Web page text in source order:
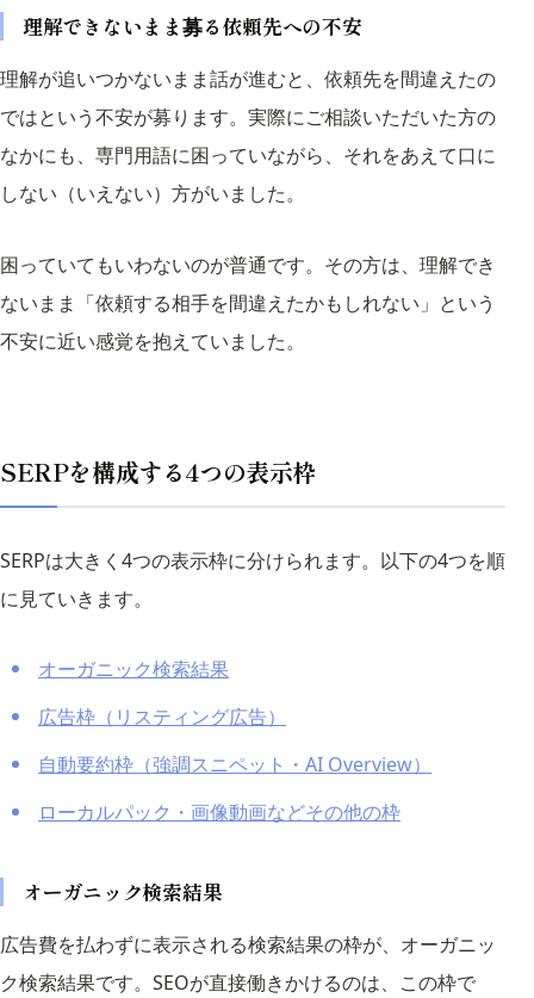
理解できないまま募る依頼先への不安
理解が追いつかないまま話が進むと、依頼先を間違えたの
ではという不安が募ります。実際にご相談いただいた方の
なかにも、専門用語に困っていながら、それをあえて口に
しない（いえない）方がいました。
困っていてもいわないのが普通です。その方は、理解でき
ないまま「依頼する相手を間違えたかもしれない」という
不安に近い感覚を抱えていました。
SERPを構成する4つの表示枠
SERPは大きく4つの表示枠に分けられます。以下の4つを順
に見ていきます。
オーガニック検索結果
広告枠（リスティング広告）
自動要約枠（強調スニペット・AI Overview）
ローカルパック・画像動画などその他の枠
オーガニック検索結果
広告費を払わずに表示される検索結果の枠が、オーガニッ
ク検索結果です。SEOが直接働きかけるのは、この枠で